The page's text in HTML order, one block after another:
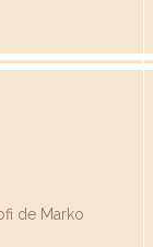
de Marko